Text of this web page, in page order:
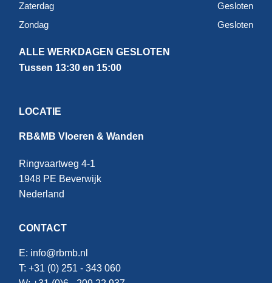
Zaterdag
Gesloten
Zondag
Gesloten
ALLE WERKDAGEN GESLOTEN
Tussen 13:30 en 15:00
LOCATIE
RB&MB Vloeren & Wanden
Ringvaartweg 4-1
1948 PE Beverwijk
Nederland
CONTACT
E: info@rbmb.nl
T: +31 (0) 251 - 343 060